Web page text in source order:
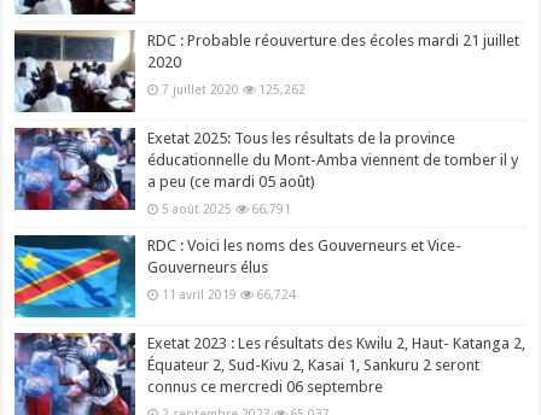
RDC : Probable réouverture des écoles mardi 21 juillet
2020
7 juillet 2020 125,262
Exetat 2025: Tous les résultats de la province
éducationnelle du Mont-Amba viennent de tomber il y
a peu (ce mardi 05 août)
5 août 2025 66,791
RDC : Voici les noms des Gouverneurs et Vice-
Gouverneurs élus
11 avril 2019 66,724
Exetat 2023 : Les résultats des Kwilu 2, Haut- Katanga 2,
Équateur 2, Sud-Kivu 2, Kasai 1, Sankuru 2 seront
connus ce mercredi 06 septembre